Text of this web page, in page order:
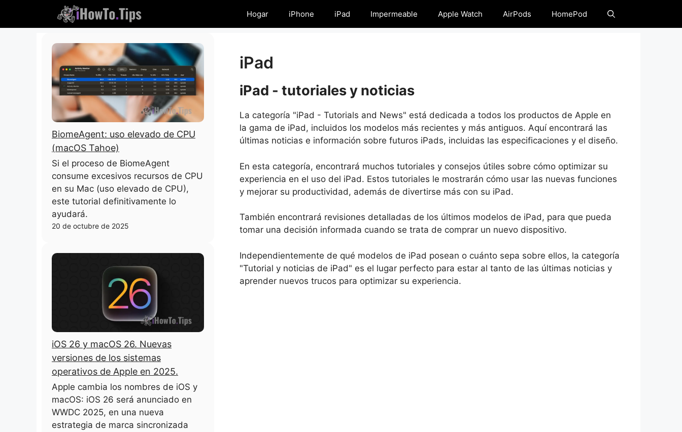
contenido
Hogar iPhone iPad Impermeable Apple Watch AirPods HomePod
iPad
iPad - tutoriales y noticias
La categoría "iPad - Tutorials and News" está dedicada a todos los productos de Apple en
la gama de iPad, incluidos los modelos más recientes y más antiguos. Aquí encontrará las
últimas noticias e información sobre futuros iPads, incluidas las especificaciones y el diseño.
En esta categoría, encontrará muchos tutoriales y consejos útiles sobre cómo optimizar su
experiencia en el uso del iPad. Estos tutoriales le mostrarán cómo usar las nuevas funciones
y mejorar su productividad, además de divertirse más con su iPad.
También encontrará revisiones detalladas de los últimos modelos de iPad, para que pueda
tomar una decisión informada cuando se trata de comprar un nuevo dispositivo.
Independientemente de qué modelos de iPad posean o cuánto sepa sobre ellos, la categoría
"Tutorial y noticias de iPad" es el lugar perfecto para estar al tanto de las últimas noticias y
aprender nuevos trucos para optimizar su experiencia.
BiomeAgent: uso elevado de CPU
(macOS Tahoe)
Si el proceso de BiomeAgent
consume excesivos recursos de CPU
en su Mac (uso elevado de CPU),
este tutorial definitivamente lo
ayudará.
20 de octubre de 2025
iOS 26 y macOS 26. Nuevas
versiones de los sistemas
operativos de Apple en 2025.
Apple cambia los nombres de iOS y
macOS: iOS 26 será anunciado en
WWDC 2025, en una nueva
estrategia de marca sincronizada